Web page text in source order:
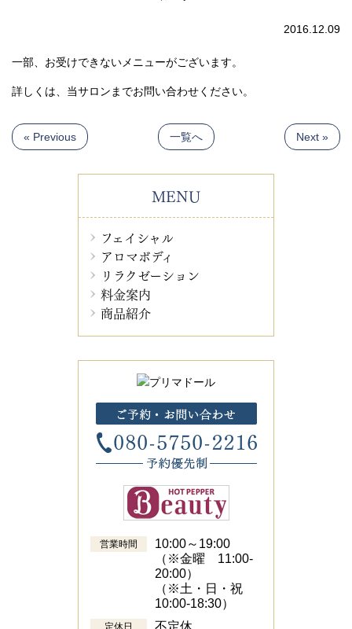
2016.12.09
一部、お受けできないメニューがございます。
詳しくは、当サロンまでお問い合わせください。
« Previous 一覧へ Next »
MENU
フェイシャル
アロマボディ
リラクゼーション
料金案内
商品紹介
営業時間
10:00～19:00
（※金曜 11:00-
20:00）
（※土・日・祝
10:00-18:30）